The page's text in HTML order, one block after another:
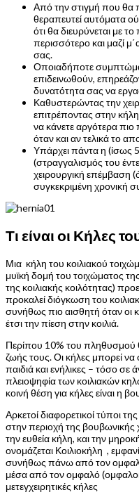
Από την στιγμή που θα
θεραπευτεί αυτόματα
ότι θα διευρύνεται με
περισσότερο και μαζί
σας.
Οποιαδήποτε
επιδεινωθούν,
δυνατότητα σας να
Καθυστερώντας την
επιτρέποντας στην κήλη
να κάνετε αργότερα
όταν και αν τελικά το
Υπάρχει πάντα η (ίσως
(στραγγαλισμός του
χειρουργική επέμβαση
συγκεκριμένη χρονική
Τι είναι οι Κήλες
Μια κήλη του κοιλιακού
μυϊκή δομή του τοιχώματος
της κοιλιακής κοιλότητας)
προκαλεί διόγκωση του
συνήθως πιο αισθητή όταν οι
έτσι την πίεση στην κοιλιά.
Περίπου 10% του πληθυσμού
ζωής τους. Οι κήλες μπορεί
παιδιά και ενήλικες – τόσο σε
πλειοψηφία των κοιλιακών
κοινή θέση για κήλες είναι η
Αρκετοί διαφορετικοί τύποι
στην περιοχή της
την ευθεία κήλη, και την
ονομάζεται Κοιλιοκήλη ,
συνήθως πάνω από τον
μέσα από τον ομφαλό
μετεγχειρητικές κήλες